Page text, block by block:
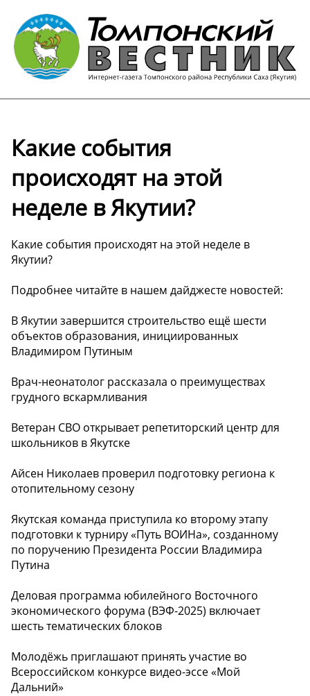
Какие события
происходят на этой
неделе в Якутии?
Какие события происходят на этой неделе в
Якутии?
Подробнее читайте в нашем дайджесте новостей:
В Якутии завершится строительство ещё шести
объектов образования, инициированных
Владимиром Путиным
Врач-неонатолог рассказала о преимуществах
грудного вскармливания
Ветеран СВО открывает репетиторский центр для
школьников в Якутске
Айсен Николаев проверил подготовку региона к
отопительному сезону
Якутская команда приступила ко второму этапу
подготовки к турниру «Путь ВОИНа», созданному
по поручению Президента России Владимира
Путина
Деловая программа юбилейного Восточного
экономического форума (ВЭФ-2025) включает
шесть тематических блоков
Молодёжь приглашают принять участие во
Всероссийском конкурсе видео-эссе «Мой
Дальний»